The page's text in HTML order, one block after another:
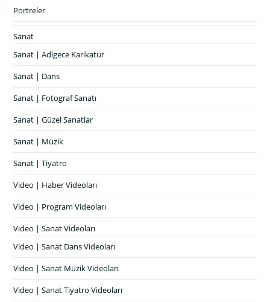
Portreler
Sanat
Sanat | Adigece Karikatür
Sanat | Dans
Sanat | Fotograf Sanatı
Sanat | Güzel Sanatlar
Sanat | Müzik
Sanat | Tiyatro
Video | Haber Videoları
Video | Program Videoları
Video | Sanat Videoları
Video | Sanat Dans Videoları
Video | Sanat Müzik Videoları
Video | Sanat Tiyatro Videoları